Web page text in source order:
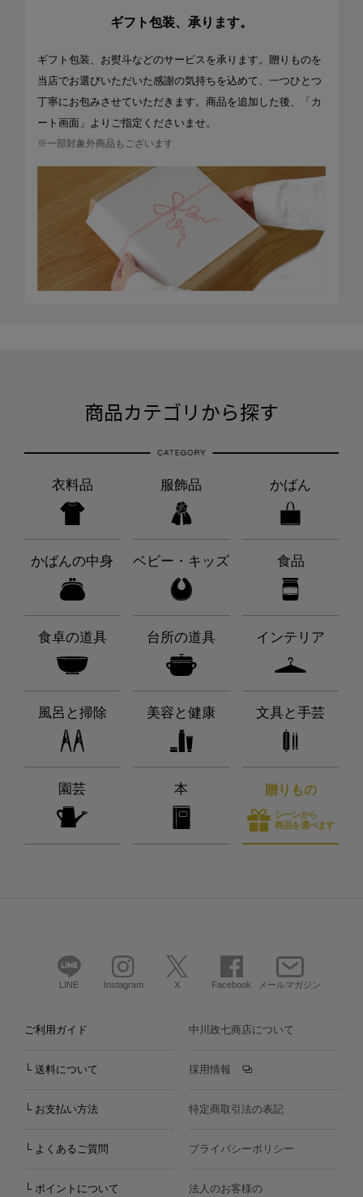
ギフト包装、承ります。
ギフト包装、お熨斗などのサービスを承ります。贈りものを
当店でお選びいただいた感謝の気持ちを込めて、一つひとつ
丁寧にお包みさせていただきます。商品を追加した後、「カ
ート画面」よりご指定くださいませ。
※一部対象外商品もございます
商品カテゴリから探す
衣料品 服飾品 かばん
かばんの中身 ベビー・キッズ 食品
食卓の道具 台所の道具 インテリア
風呂と掃除 美容と健康 文具と手芸
園芸 本 贈りもの
シーンから
商品を選べます
LINE Instagram X Facebook メールマガジン
ご利用ガイド
└ 送料について
└ お支払い方法
└ よくあるご質問
└ ポイントについて
中川政七商店について
採用情報
特定商取引法の表記
プライバシーポリシー
法人のお客様の